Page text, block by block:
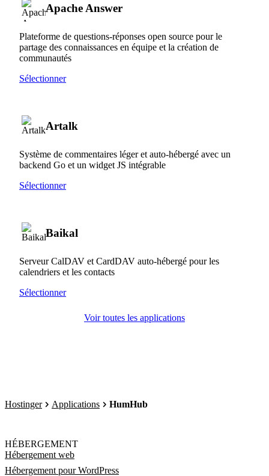
Apache Answer
Plateforme de questions-réponses open source pour le
partage des connaissances en équipe et la création de
communautés
Sélectionner
Artalk
Système de commentaires léger et auto-hébergé avec un
backend Go et un widget JS intégrable
Sélectionner
Baikal
Serveur CalDAV et CardDAV auto-hébergé pour les
calendriers et les contacts
Sélectionner
Voir toutes les applications
Hostinger Applications HumHub
HÉBERGEMENT
Hébergement web
Hébergement pour WordPress